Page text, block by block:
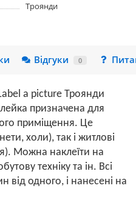
Троянди
Відгуки 0
a picture Троянди
призначена для
приміщення. Це
холи), так і житлові
Можна наклеїти на
техніку та ін. Всі
від одного, і нанесені на